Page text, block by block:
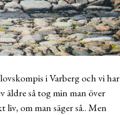
i Varberg och vi har
äldre så tog min man över
om man säger så.. Men